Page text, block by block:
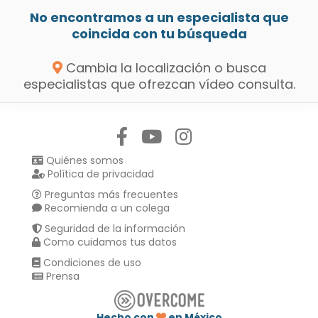
No encontramos a un especialista que
coincida con tu búsqueda
Cambia la localización o busca
especialistas que ofrezcan vídeo consulta.
Quiénes somos
Política de privacidad
Preguntas más frecuentes
Recomienda a un colega
Seguridad de la información
Como cuidamos tus datos
Condiciones de uso
Prensa